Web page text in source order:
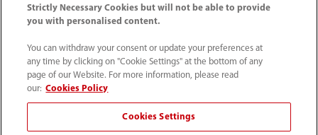
info.es@mindray.com
Condiciones de uso｜Mapa del sitio｜
Aviso sobre las cookies｜ Aviso de privacidad｜
Sistema Interno de Información
©2026 Shenzhen Mindray Bio-Medical Electronics Co., Ltd.
Strictly Necessary Cookies but will not be able to provide
you with personalised content.
You can withdraw your consent or update your preferences at
any time by clicking on "Cookie Settings" at the bottom of any
page of our Website. For more information, please read
our: Cookies Policy
Cookies Settings